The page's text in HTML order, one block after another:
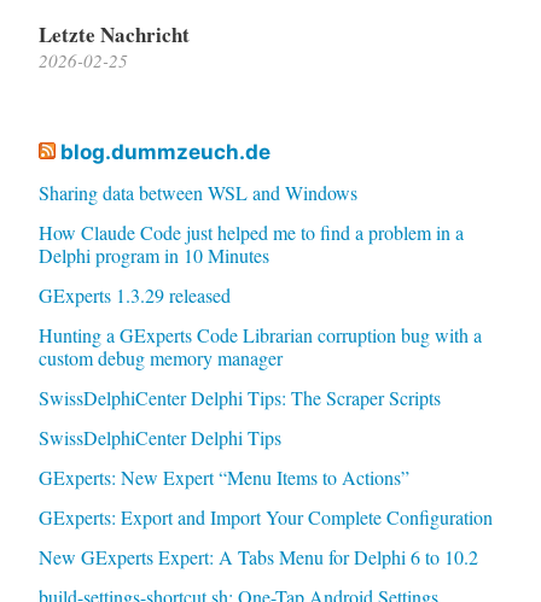
Letzte Nachricht
2026-02-25
blog.dummzeuch.de
Sharing data between WSL and Windows
How Claude Code just helped me to find a problem in a
Delphi program in 10 Minutes
GExperts 1.3.29 released
Hunting a GExperts Code Librarian corruption bug with a
custom debug memory manager
SwissDelphiCenter Delphi Tips: The Scraper Scripts
SwissDelphiCenter Delphi Tips
GExperts: New Expert “Menu Items to Actions”
GExperts: Export and Import Your Complete Configuration
New GExperts Expert: A Tabs Menu for Delphi 6 to 10.2
build-settings-shortcut.sh: One-Tap Android Settings